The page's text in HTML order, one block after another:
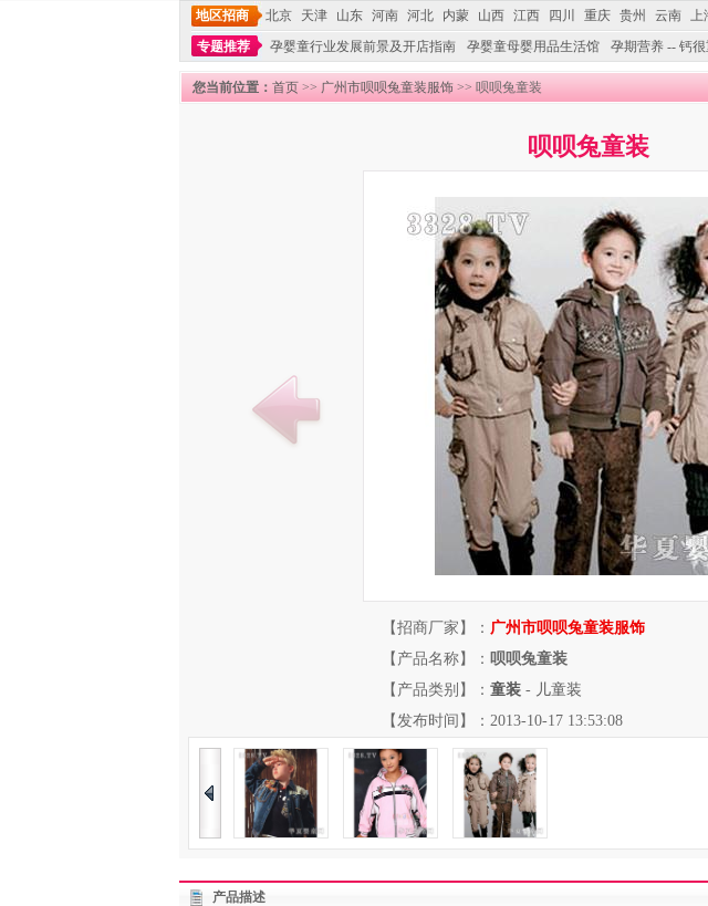
地区招商 北京 天津 山东 河南 河北 内蒙 山西 江西 四川 重庆 贵州 云南 上
专题推荐
孕婴童行业发展前景及开店指南 孕婴童母婴用品生活馆 孕期营养 -- 钙很
您当前位置： 首页 >> 广州市呗呗兔童装服饰 >> 呗呗兔童装
呗呗兔童装
【招商厂家】： 广州市呗呗兔童装服饰
【产品名称】： 呗呗兔童装
【产品类别】： 童装 - 儿童装
【发布时间】：2013-10-17 13:53:08
产品描述